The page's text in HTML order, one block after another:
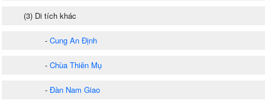
(3) Di tích khác
- Cung An Định
- Chùa Thiên Mụ
- Đàn Nam Giao